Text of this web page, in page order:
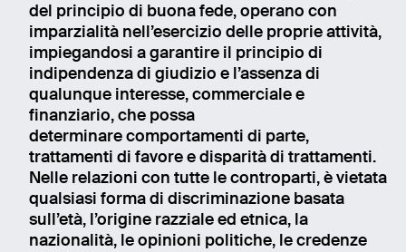
del principio di buona fede, operano con
imparzialità nell’esercizio delle proprie attività,
impiegandosi a garantire il principio di
indipendenza di giudizio e l’assenza di
qualunque interesse, commerciale e
finanziario, che possa
determinare comportamenti di parte,
trattamenti di favore e disparità di trattamenti.
Nelle relazioni con tutte le controparti, è vietata
qualsiasi forma di discriminazione basata
sull’età, l’origine razziale ed etnica, la
nazionalità, le opinioni politiche, le credenze